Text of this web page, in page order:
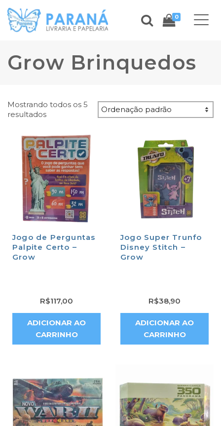
0
Grow Brinquedos
Mostrando todos os 5
resultados
Jogo de Perguntas
Palpite Certo –
Grow
R$117,00
ADICIONAR AO
CARRINHO
Jogo Super Trunfo
Disney Stitch –
Grow
R$38,90
ADICIONAR AO
CARRINHO